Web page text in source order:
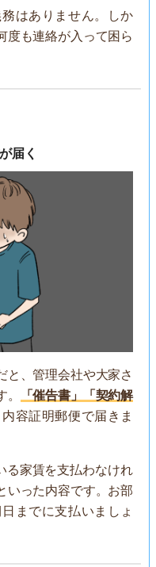
はありません。しか
度も連絡が入って困ら
届く
と、管理会社や大家さ
「催告書」「契約解
容証明郵便で届きま
る家賃を支払わなけれ
いった内容です。お部
までに支払いましょ